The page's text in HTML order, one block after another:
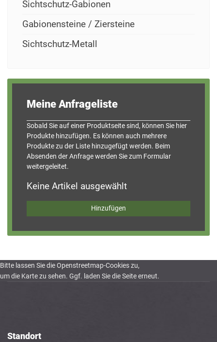
Sichtschutz-Gabionen
Gabionensteine / Ziersteine
Sichtschutz-Metall
Meine Anfrageliste
Sobald Sie auf einer Produkt­seite sind, können Sie hier
Produkte hinzufügen. Es können auch mehrere
Produkte zu der Liste hinzugefügt werden. Beim
Absenden der Anfrage werden Sie zum Formular
weitergeleitet.
Keine Artikel ausgewählt
Hinzufügen
Bitte lassen Sie die Openstreetmap-Cookies zu,
um die Karte zu sehen. Ggf. laden Sie die Seite erneut.
Standort